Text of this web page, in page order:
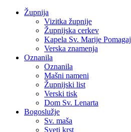
Župnija
Vizitka župnije
Župnijska cerkev
Kapela Sv. Marije Pomagaj
Verska znamenja
Oznanila
Oznanila
Mašni nameni
Župnijski list
Verski tisk
Dom Sv. Lenarta
Bogoslužje
Sv. maša
Sveti krst